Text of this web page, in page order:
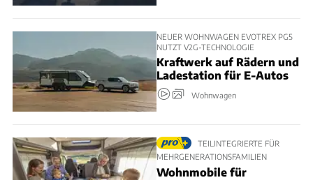
NEUER WOHNWAGEN EVOTREX PG5
NUTZT V2G-TECHNOLOGIE
Kraftwerk auf Rädern und
Ladestation für E-Autos
Wohnwagen
TEILINTEGRIERTE FÜR
MEHRGENERATIONSFAMILIEN
Wohnmobile für